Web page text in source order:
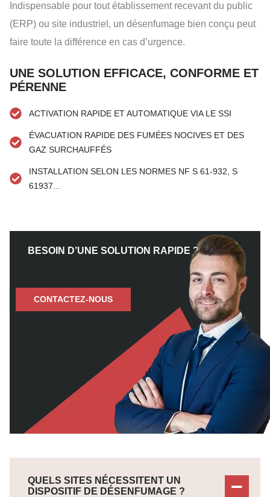
Indispensable pour tout établissement recevant du public
(ERP) ou site industriel, un désenfumage bien conçu peut
faire toute la différence en cas d’urgence.
UNE SOLUTION EFFICACE, CONFORME ET
PÉRENNE
ACTIVATION RAPIDE ET AUTOMATIQUE VIA LE SSI
ÉVACUATION RAPIDE DES FUMÉES NOCIVES ET DES
GAZ SURCHAUFFÉS
INSTALLATION SELON LES NORMES NF S 61-932, S
61937...
BESOIN D’UNE SOLUTION RAPIDE ?
CONTACTEZ-NOUS
QUELS SITES NÉCESSITENT UN
DISPOSITIF DE DÉSENFUMAGE ?